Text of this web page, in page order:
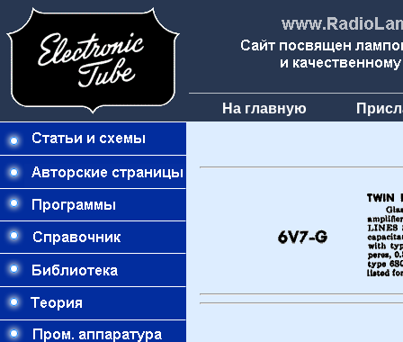
На главную